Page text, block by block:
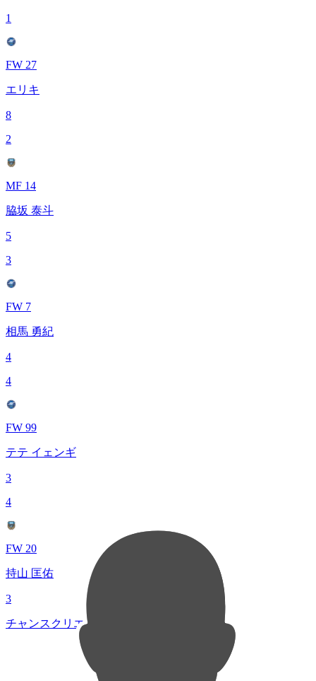
1
FW 27
エリキ
8
2
MF 14
脇坂 泰斗
5
3
FW 7
相馬 勇紀
4
4
FW 99
テテ イェンギ
3
4
FW 20
持山 匡佑
3
チャンスクリエイト総数